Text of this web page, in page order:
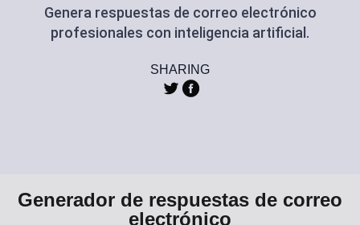
Genera respuestas de correo electrónico
profesionales con inteligencia artificial.
SHARING
Generador de respuestas de correo
electrónico